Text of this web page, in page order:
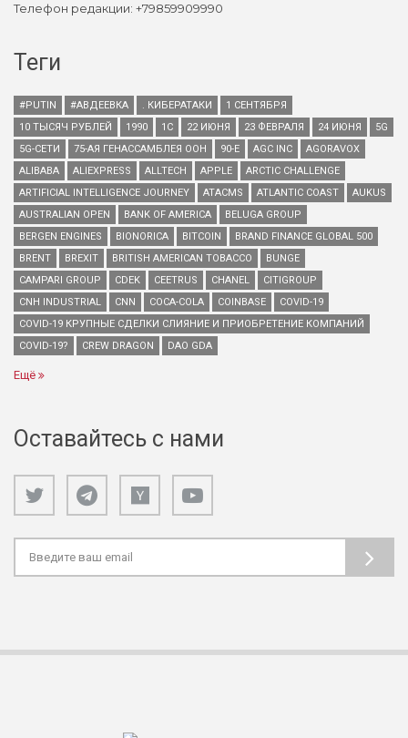
Телефон редакции: +79859909990
Теги
#PUTIN #АВДЕЕВКА . КИБЕРАТАКИ
1 СЕНТЯБРЯ
10 ТЫСЯЧ РУБЛЕЙ
1990 1С 22 ИЮНЯ 23 ФЕВРАЛЯ 24 ИЮНЯ
5G
5G-СЕТИ
75-АЯ ГЕНАССАМБЛЕЯ ООН 90-Е AGC INC
AGORAVOX
ALIBABA
ALIEXPRESS ALLTECH APPLE
ARCTIC CHALLENGE
ARTIFICIAL INTELLIGENCE JOURNEY
ATACMS ATLANTIC COAST
AUKUS
AUSTRALIAN OPEN
BANK OF AMERICA
BELUGA GROUP
BERGEN ENGINES
BIONORICA BITCOIN
BRAND FINANCE GLOBAL 500
BRENT
BREXIT BRITISH AMERICAN TOBACCO
BUNGE
CAMPARI GROUP
CDEK CEETRUS CHANEL
CITIGROUP
CNH INDUSTRIAL
CNN COCA-COLA COINBASE
COVID-19
COVID-19 КРУПНЫЕ СДЕЛКИ СЛИЯНИЕ И ПРИОБРЕТЕНИЕ КОМПАНИЙ
COVID-19?
CREW DRAGON DAO GDA
Ещё
Оставайтесь с нами